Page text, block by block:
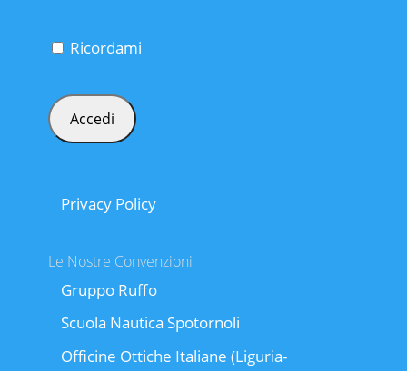
Ricordami
Privacy Policy
Le Nostre Convenzioni
Gruppo Ruffo
Scuola Nautica Spotornoli
Officine Ottiche Italiane (Liguria-